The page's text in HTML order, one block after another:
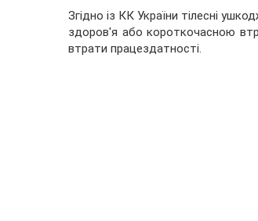
Згідно із КК України тілесні
здоров'я або короткочасною
втрати працездатності.